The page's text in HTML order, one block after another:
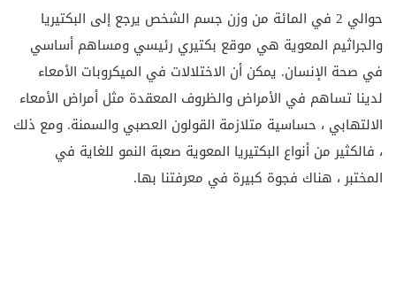
حوالي 2 في المائة من وزن جسم الشخص يرجع إلى البكتيريا
والجراثيم المعوية هي موقع بكتيري رئيسي ومساهم أساسي
في صحة الإنسان. يمكن أن الاختلالات في الميكروبات الأمعاء
لدينا تساهم في الأمراض والظروف المعقدة مثل أمراض الأمعاء
الالتهابي ، حساسية متلازمة القولون العصبي والسمنة. ومع ذلك
، فالكثير من أنواع البكتيريا المعوية صعبة النمو للغاية في
المختبر ، هناك فجوة كبيرة في معرفتنا بها.